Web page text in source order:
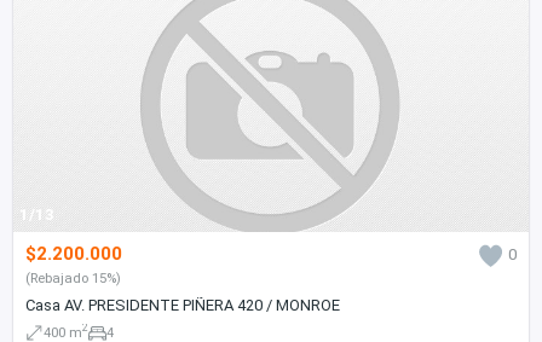
1/13
$2.200.000 0
(Rebajado 15%)
Casa AV. PRESIDENTE PIÑERA 420 / MONROE
400 m2 4